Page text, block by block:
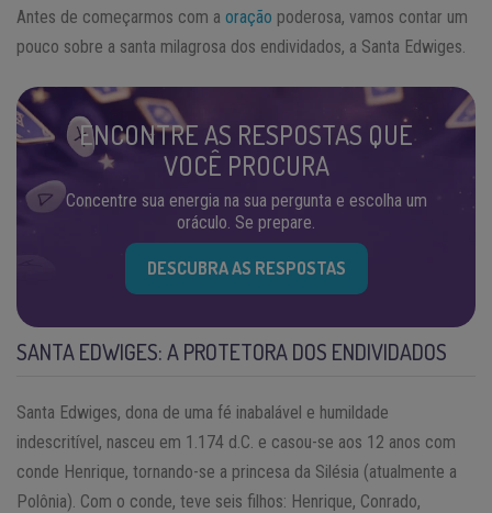
Antes de começarmos com a oração poderosa, vamos contar um
pouco sobre a santa milagrosa dos endividados, a Santa Edwiges.
ENCONTRE AS RESPOSTAS QUE
VOCÊ PROCURA
Concentre sua energia na sua pergunta e escolha um
oráculo. Se prepare.
DESCUBRA AS RESPOSTAS
SANTA EDWIGES: A PROTETORA DOS ENDIVIDADOS
Santa Edwiges, dona de uma fé inabalável e humildade
indescritível, nasceu em 1.174 d.C. e casou-se aos 12 anos com
conde Henrique, tornando-se a princesa da Silésia (atualmente a
Polônia). Com o conde, teve seis filhos: Henrique, Conrado,